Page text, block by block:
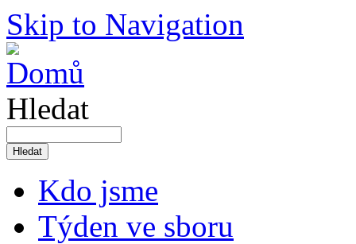
Skip to Navigation
Hledat
Kdo jsme
Týden ve sboru